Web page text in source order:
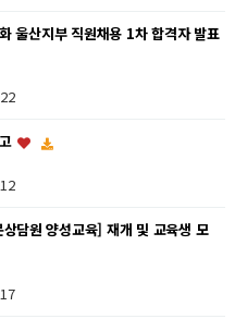
울산지부 직원채용 1차 합격자 발표
담원 양성교육] 재개 및 교육생 모